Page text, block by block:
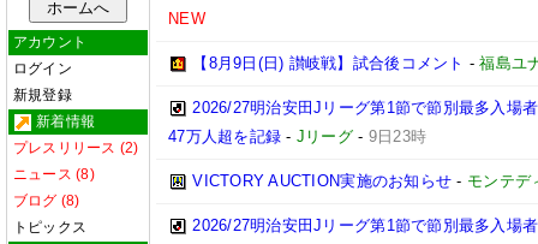
アカウント
ログイン
新規登録
新着情報
プレスリリース (2)
ニュース (8)
ブログ (8)
トピックス
NEW
【8月9日(日) 讃岐戦】試合後コメント -福島ユ
2026/27明治安田Jリーグ第1節で節別最多入場
47万人超を記録 - Jリーグ - 9日23時
VICTORY AUCTION実施のお知らせ - モンテデ
2026/27明治安田Jリーグ第1節で節別最多入場